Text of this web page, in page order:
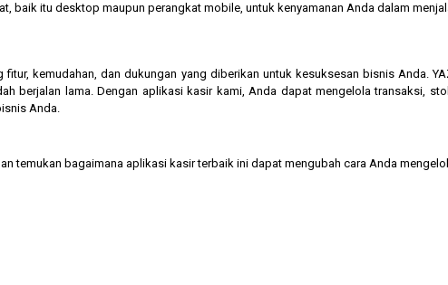
baik itu desktop maupun perangkat mobile, untuk kenyamanan Anda dalam
kemudahan, dan dukungan yang diberikan untuk kesuksesan bisnis Anda.
berjalan lama. Dengan aplikasi kasir kami, Anda dapat mengelola transaksi,
Anda.
temukan bagaimana aplikasi kasir terbaik ini dapat mengubah cara Anda